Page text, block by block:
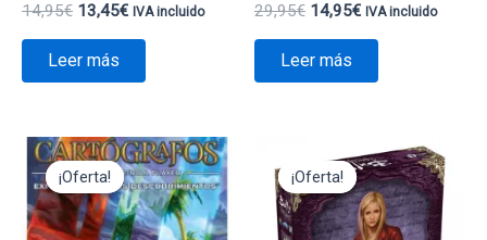
14,95€ 13,45€ IVA incluido
Leer más
29,95€ 14,95€ IVA incluido
Leer más
¡Oferta!
¡Oferta!
El
precio
original
era:
11,95€.
El
precio
actual
es:
10,75€.
¡Oferta!
¡Oferta!
precio
original
era:
49,95€.
precio
actual
es:
44,95€.